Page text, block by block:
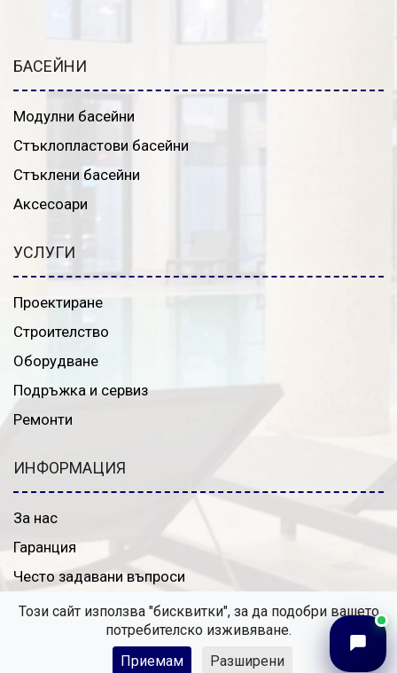
БАСЕЙНИ
Модулни басейни
Стъклопластови басейни
Стъклени басейни
Аксесоари
УСЛУГИ
Проектиране
Строителство
Оборудване
Подръжка и сервиз
Ремонти
ИНФОРМАЦИЯ
За нас
Гаранция
Често задавани въпроси
Контакти
© 2026, Powered byWebixty
Този сайт използва "бисквитки", за да подобри вашето
потребителско изживяване.
Приемам
Разширени